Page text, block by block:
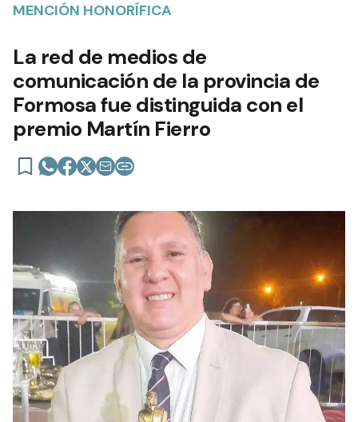
MENCIÓN HONORÍFICA
La red de medios de
comunicación de la provincia de
Formosa fue distinguida con el
premio Martín Fierro